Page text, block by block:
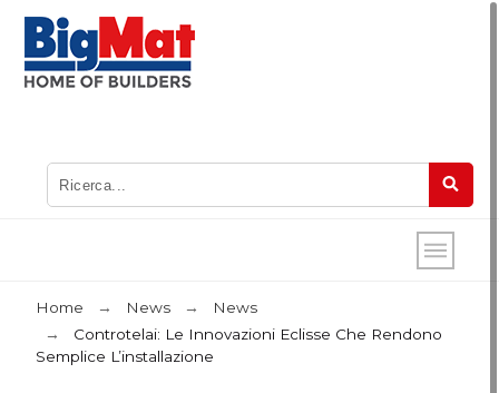
Home News
News
Controtelai: Le Innovazioni Eclisse Che Rendono
Semplice L’installazione